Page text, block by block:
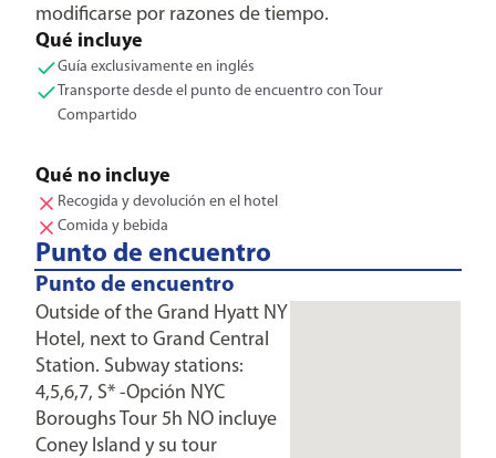
modificarse por razones de tiempo.
Qué incluye
Guía exclusivamente en inglés
Transporte desde el punto de encuentro con Tour
Compartido
Qué no incluye
Recogida y devolución en el hotel
Comida y bebida
Punto de encuentro
Punto de encuentro
Outside of the Grand Hyatt NY
Hotel, next to Grand Central
Station. Subway stations:
4,5,6,7, S* -Opción NYC
Boroughs Tour 5h NO incluye
Coney Island y su tour